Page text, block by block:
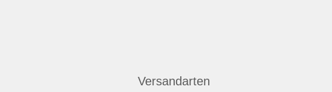
Versandarten